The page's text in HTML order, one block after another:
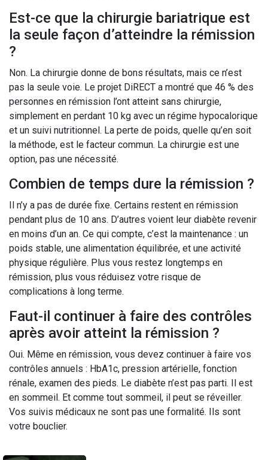
Est-ce que la chirurgie bariatrique est
la seule façon d’atteindre la rémission
?
Non. La chirurgie donne de bons résultats, mais ce n’est
pas la seule voie. Le projet DiRECT a montré que 46 % des
personnes en rémission l’ont atteint sans chirurgie,
simplement en perdant 10 kg avec un régime hypocalorique
et un suivi nutritionnel. La perte de poids, quelle qu’en soit
la méthode, est le facteur commun. La chirurgie est une
option, pas une nécessité.
Combien de temps dure la rémission ?
Il n’y a pas de durée fixe. Certains restent en rémission
pendant plus de 10 ans. D’autres voient leur diabète revenir
en moins d’un an. Ce qui compte, c’est la maintenance : un
poids stable, une alimentation équilibrée, et une activité
physique régulière. Plus vous restez longtemps en
rémission, plus vous réduisez votre risque de
complications à long terme.
Faut-il continuer à faire des contrôles
après avoir atteint la rémission ?
Oui. Même en rémission, vous devez continuer à faire vos
contrôles annuels : HbA1c, pression artérielle, fonction
rénale, examen des pieds. Le diabète n’est pas parti. Il est
en sommeil. Et comme tout sommeil, il peut se réveiller.
Vos suivis médicaux ne sont pas une formalité. Ils sont
votre bouclier.